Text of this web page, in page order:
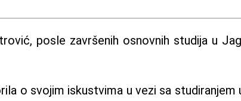
posle završenih osnovnih studija u
o svojim iskustvima u vezi sa